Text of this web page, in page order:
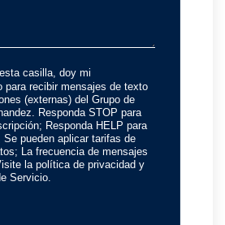
casilla, doy mi
para recibir mensajes de texto
(externas) del Grupo de
Responda STOP para
Responda HELP para
Se pueden aplicar tarifas de
La frecuencia de mensajes
la política de privacidad y
Servicio.